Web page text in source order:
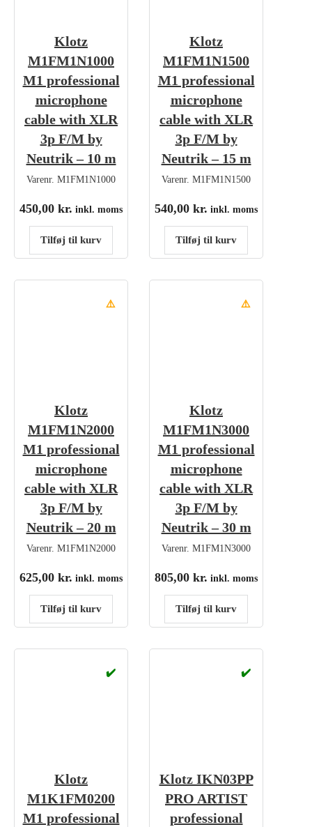
Klotz
M1FM1N1000
M1 professional
microphone
cable with XLR
3p F/M by
Neutrik – 10 m
Varenr. M1FM1N1000
450,00 kr. inkl. moms
Tilføj til kurv
Klotz
M1FM1N1500
M1 professional
microphone
cable with XLR
3p F/M by
Neutrik – 15 m
Varenr. M1FM1N1500
540,00 kr. inkl. moms
Tilføj til kurv
⚠️
Klotz
M1FM1N2000
M1 professional
microphone
cable with XLR
3p F/M by
Neutrik – 20 m
Varenr. M1FM1N2000
625,00 kr. inkl. moms
Tilføj til kurv
⚠️
Klotz
M1FM1N3000
M1 professional
microphone
cable with XLR
3p F/M by
Neutrik – 30 m
Varenr. M1FM1N3000
805,00 kr. inkl. moms
Tilføj til kurv
✔️
Klotz
M1K1FM0200
M1 professional
✔️
Klotz IKN03PP
PRO ARTIST
professional